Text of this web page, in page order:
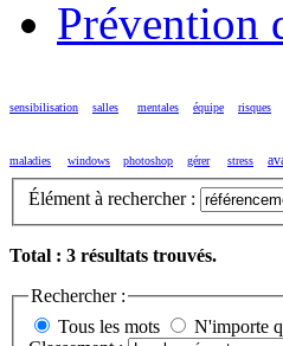
Prévention
sensibilisation salles mentales équipe risques
maladies windows photoshop gérer stress
Élément à rechercher :
Total : 3 résultats trouvés.
Rechercher :
Tous les mots
N'importe